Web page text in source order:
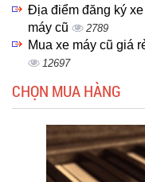
Địa điểm đăng ký
máy cũ
2789
Mua xe máy cũ giá
12697
CHỌN MUA HÀNG